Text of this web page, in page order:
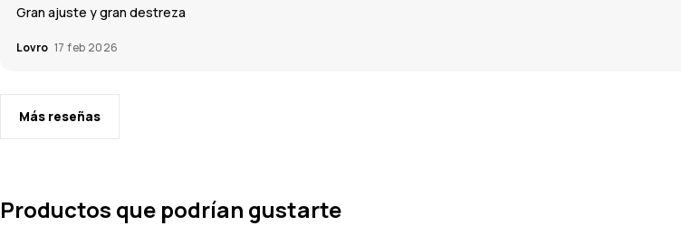
Gran ajuste y gran destreza
Lovro 17 feb 2026
Más reseñas
Productos que podrían gustarte